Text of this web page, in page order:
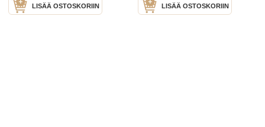
LISÄÄ OSTOSKORIIN LISÄÄ OSTOSKORIIN